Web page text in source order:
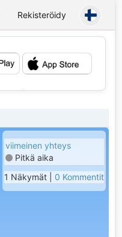
Rekisteröidy
💕
viimeinen yhteys
Pitkä aika
1 Näkymät | 0 Kommentit